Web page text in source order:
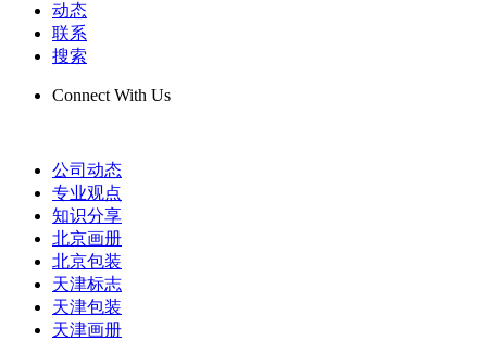
动态
联系
搜索
Connect With Us
公司动态
专业观点
知识分享
北京画册
北京包装
天津标志
天津包装
天津画册